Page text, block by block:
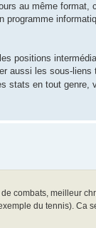
au même format,
positions
aussi les sous-liens
stats en tout genre,
combats, meilleur
du tennis). Ca